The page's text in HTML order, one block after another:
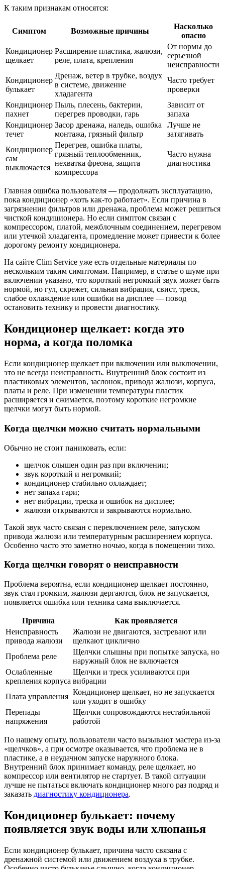
К таким признакам относятся:
Симптом Возможные причины
Насколько
опасно
Кондиционер
щелкает
Расширение пластика, жалюзи,
реле, плата, крепления
От нормы до
серьезной
неисправности
Кондиционер
булькает
Дренаж, ветер в трубке, воздух
в системе, движение
хладагента
Часто требует
проверки
Кондиционер
пахнет
Пыль, плесень, бактерии,
перегрев проводки, гарь
Зависит от
запаха
Кондиционер
течет
Засор дренажа, наледь, ошибка
монтажа, грязный фильтр
Лучше не
затягивать
Кондиционер
сам
выключается
Перегрев, ошибка платы,
грязный теплообменник,
нехватка фреона, защита
компрессора
Часто нужна
диагностика
Главная ошибка пользователя — продолжать эксплуатацию,
пока кондиционер «хоть как-то работает». Если причина в
загрязнении фильтров или дренажа, проблема может решиться
чисткой кондиционера. Но если симптом связан с
компрессором, платой, межблочным соединением, перегревом
или утечкой хладагента, промедление может привести к более
дорогому ремонту кондиционера.
На сайте Clim Service уже есть отдельные материалы по
нескольким таким симптомам. Например, в статье о шуме при
включении указано, что короткий негромкий звук может быть
нормой, но гул, скрежет, сильная вибрация, свист, треск,
слабое охлаждение или ошибки на дисплее — повод
остановить технику и провести диагностику.
Кондиционер щелкает: когда это
норма, а когда поломка
Если кондиционер щелкает при включении или выключении,
это не всегда неисправность. Внутренний блок состоит из
пластиковых элементов, заслонок, привода жалюзи, корпуса,
платы и реле. При изменении температуры пластик
расширяется и сжимается, поэтому короткие негромкие
щелчки могут быть нормой.
Когда щелчки можно считать нормальными
Обычно не стоит паниковать, если:
щелчок слышен один раз при включении;
звук короткий и негромкий;
кондиционер стабильно охлаждает;
нет запаха гари;
нет вибрации, треска и ошибок на дисплее;
жалюзи открываются и закрываются нормально.
Такой звук часто связан с переключением реле, запуском
привода жалюзи или температурным расширением корпуса.
Особенно часто это заметно ночью, когда в помещении тихо.
Когда щелчки говорят о неисправности
Проблема вероятна, если кондиционер щелкает постоянно,
звук стал громким, жалюзи дергаются, блок не запускается,
появляется ошибка или техника сама выключается.
Причина
Как проявляется
Неисправность
привода жалюзи
Жалюзи не двигаются, застревают или
щелкают циклично
Проблема реле
Щелчки слышны при попытке запуска, но
наружный блок не включается
Ослабленные
крепления корпуса
Щелчки и треск усиливаются при
вибрации
Плата управления
Кондиционер щелкает, но не запускается
или уходит в ошибку
Перепады
напряжения
Щелчки сопровождаются нестабильной
работой
По нашему опыту, пользователи часто вызывают мастера из-за
«щелчков», а при осмотре оказывается, что проблема не в
пластике, а в неудачном запуске наружного блока.
Внутренний блок принимает команду, реле щелкает, но
компрессор или вентилятор не стартует. В такой ситуации
лучше не пытаться включать кондиционер много раз подряд и
заказать диагностику кондиционера.
Кондиционер булькает: почему
появляется звук воды или хлюпанья
Если кондиционер булькает, причина часто связана с
дренажной системой или движением воздуха в трубке.